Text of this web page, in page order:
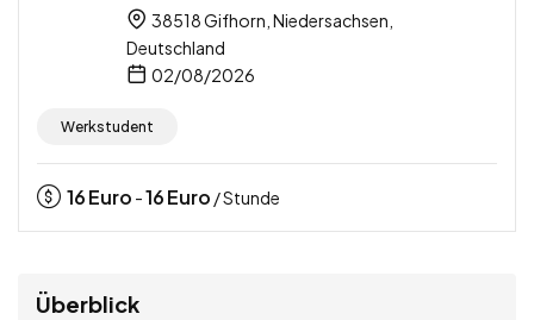
38518 Gifhorn, Niedersachsen,
Deutschland
02/08/2026
Werkstudent
16Euro -16Euro / Stunde
Überblick